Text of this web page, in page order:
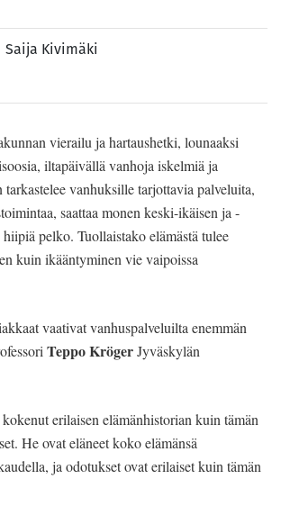
Saija Kivimäki
vierailu ja hartaushetki, lounaaksi
iltapäivällä vanhoja iskelmiä ja
vanhuksille tarjottavia palveluita,
saattaa monen keski-ikäisen ja -
pelko. Tuollaistako elämästä tulee
kuin ikääntyminen vie vaipoissa
vaativat vanhuspalveluilta enemmän
Teppo KrögerJyväskylän
erilaisen elämänhistorian kuin tämän
He ovat eläneet koko elämänsä
ja odotukset ovat erilaiset kuin tämän